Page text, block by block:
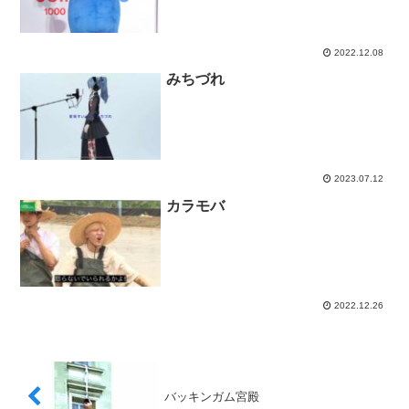
2022.12.08
みちづれ
2023.07.12
カラモバ
2022.12.26
バッキンガム宮殿